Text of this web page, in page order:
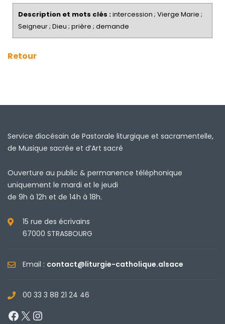
Description et mots clés :intercession ; Vierge Marie ;
Seigneur ; Dieu ; prière ; demande
Retour
Service diocésain de Pastorale liturgique et sacramentelle,
de Musique sacrée et d’Art sacré
Ouverture au public & permanence téléphonique
uniquement le mardi et le jeudi
de 9h à 12h et de 14h à 18h.
15 rue des écrivains
67000 STRASBOURG
Email : contact@liturgie-catholique.alsace
00 33 3 88 21 24 46
Facebook
X